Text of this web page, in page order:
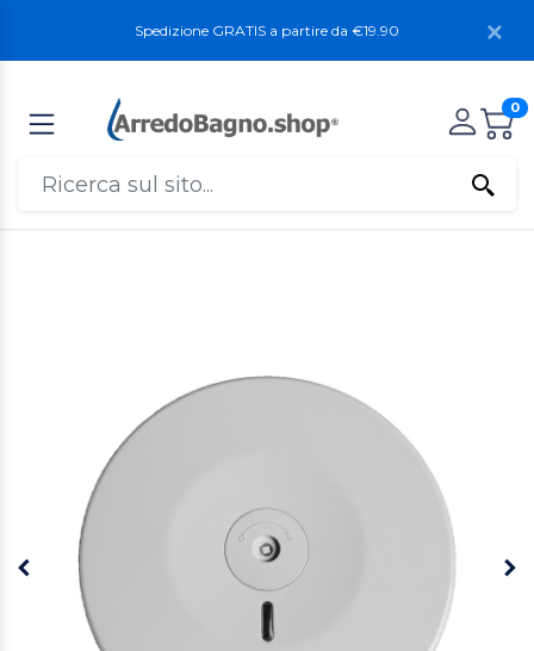
Spedizione GRATIS a partire da €19.90
0